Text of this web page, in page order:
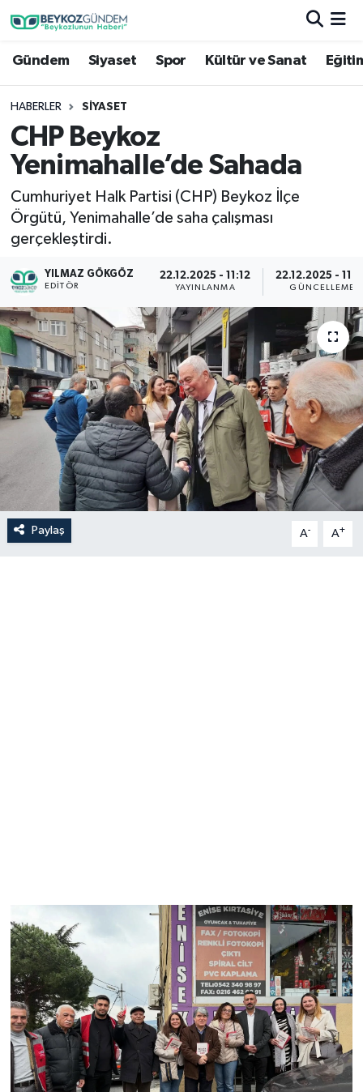
Gündem Siyaset Spor Kültür ve Sanat
HABERLER SIYASET
CHP Beykoz
Yenimahalle’de Sahada
Cumhuriyet Halk Partisi (CHP) Beykoz İlçe
Örgütü, Yenimahalle’de saha çalışması
gerçekleştirdi.
YILMAZ GÖKGÖZ
EDITÖR
22.12.2025 - 11:12
YAYINLANMA
22.12.2025 -
GÜNCELLEME
Paylaş A- A+
Hava Durumu
Trafik Durumu
Süper Lig Puan Durumu ve Fikstür
Son Dakika Haberleri
Haber Arşivi